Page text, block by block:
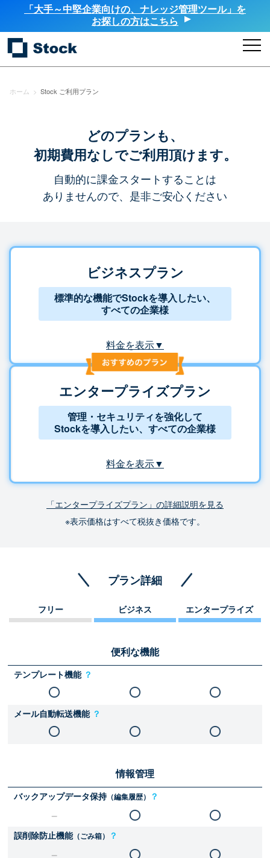
「大手～中堅企業向けの、ナレッジ管理ツール」を
お探しの方はこちら
ホーム > Stock ご利用プラン
どのプランも、
初期費用なしでご利用頂けます。
自動的に課金スタートすることは
ありませんので、是非ご安心ください
ビジネスプラン
標準的な機能でStockを導入したい、
すべての企業様
料金を表示▼
エンタープライズプラン
管理・セキュリティを強化して
Stockを導入したい、すべての企業様
料金を表示▼
「エンタープライズプラン」の詳細説明を見る
※表示価格はすべて税抜き価格です。
プラン詳細
フリー ビジネス エンタープライズ
便利な機能
テンプレート機能 ？
メール自動転送機能 ？
情報管理
バックアップデータ保持（編集履歴） ？
誤削除防止機能（ごみ箱） ？